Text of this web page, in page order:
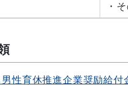
・
男性育休推進企業奨励給